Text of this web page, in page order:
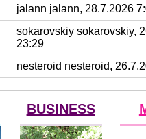
jalann jalann, 28.7.2026
sokarovskiy sokarovskiy,
23:29
nesteroid nesteroid,
BUSINESS